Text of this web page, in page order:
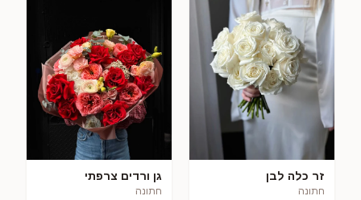
זר כלה לבן
חתונה
גן ורדים צרפתי
חתונה